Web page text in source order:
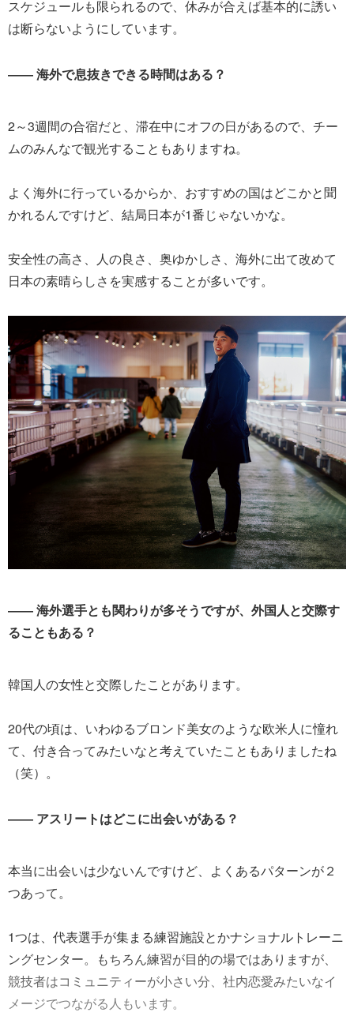
スケジュールも限られるので、休みが合えば基本的に誘い
は断らないようにしています。
―― 海外で息抜きできる時間はある？
2～3週間の合宿だと、滞在中にオフの日があるので、チー
ムのみんなで観光することもありますね。
よく海外に行っているからか、おすすめの国はどこかと聞
かれるんですけど、結局日本が1番じゃないかな。
安全性の高さ、人の良さ、奥ゆかしさ、海外に出て改めて
日本の素晴らしさを実感することが多いです。
―― 海外選手とも関わりが多そうですが、外国人と交際す
ることもある？
韓国人の女性と交際したことがあります。
20代の頃は、いわゆるブロンド美女のような欧米人に憧れ
て、付き合ってみたいなと考えていたこともありましたね
（笑）。
―― アスリートはどこに出会いがある？
本当に出会いは少ないんですけど、よくあるパターンが２
つあって。
1つは、代表選手が集まる練習施設とかナショナルトレーニ
ングセンター。もちろん練習が目的の場ではありますが、
競技者はコミュニティーが小さい分、社内恋愛みたいなイ
メージでつながる人もいます。